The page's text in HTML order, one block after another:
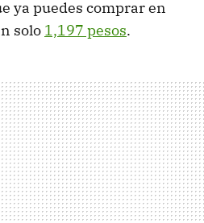
ya puedes comprar en
solo 1,197 pesos.